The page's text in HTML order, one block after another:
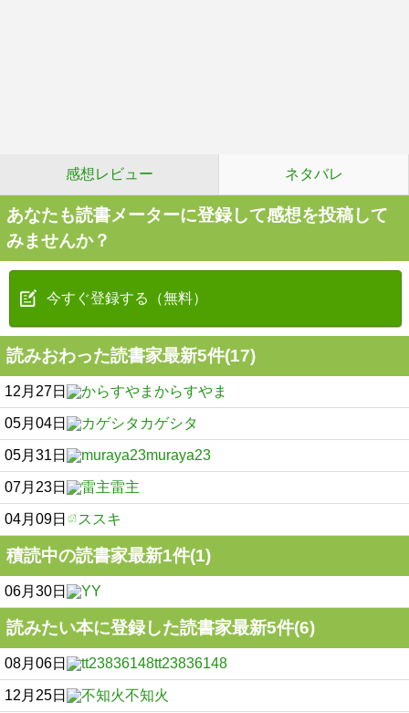
感想レビュー ネタバレ
あなたも読書メーターに登録して感想を投稿して
みませんか？
今すぐ登録する（無料）
読みおわった読書家最新5件(17)
12月27日 からすやま
05月04日 カゲシタ
05月31日 muraya23
07月23日 雷主
04月09日 ススキ
積読中の読書家最新1件(1)
06月30日 Y
読みたい本に登録した読書家最新5件(6)
08月06日 tt23836148
12月25日 不知火